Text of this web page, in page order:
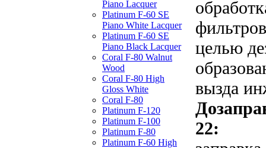
Piano Lacquer
Platinum F-60 SE
Piano White Lacquer
Platinum F-60 SE
Piano Black Lacquer
Coral F-80 Walnut
Wood
Coral F-80 High
Gloss White
Coral F-80
Platinum F-120
Platinum F-100
Platinum F-80
Platinum F-60 High
целью
вызда
22: